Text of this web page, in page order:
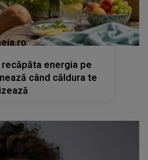
energia pe
când căldura te